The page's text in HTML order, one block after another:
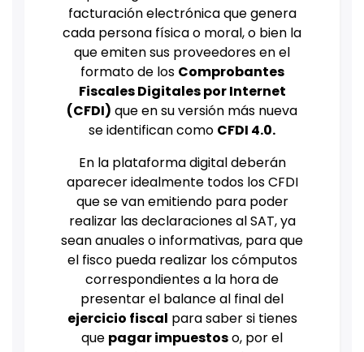
facturación electrónica que genera
cada persona física o moral, o bien la
que emiten sus proveedores en el
formato de los Comprobantes
Fiscales Digitales por Internet
(CFDI) que en su versión más nueva
se identifican como CFDI 4.0.
En la plataforma digital deberán
aparecer idealmente todos los CFDI
que se van emitiendo para poder
realizar las declaraciones al SAT, ya
sean anuales o informativas, para que
el fisco pueda realizar los cómputos
correspondientes a la hora de
presentar el balance al final del
ejercicio fiscal para saber si tienes
que pagar impuestoso, por el